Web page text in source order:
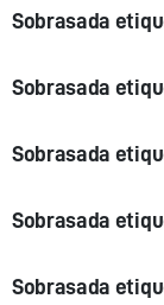
Sobrasada
Sobrasada
Sobrasada
Sobrasada
Sobrasada